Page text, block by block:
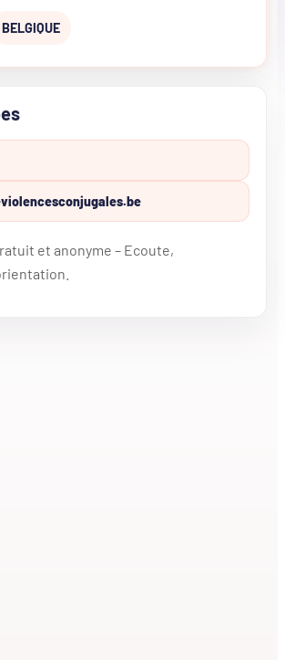
BELGIQUE
et anonyme – Ecoute,